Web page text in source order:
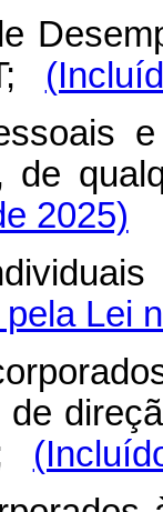
e
de
2025)
Lei